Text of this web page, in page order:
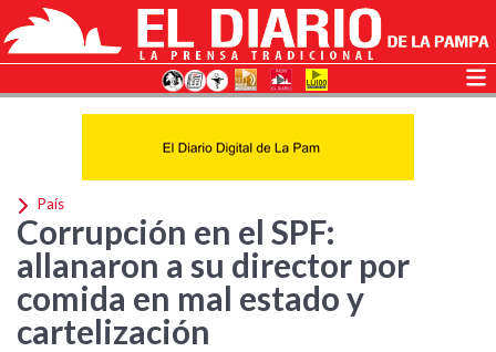
País
Corrupción en el SPF:
allanaron a su director por
comida en mal estado y
cartelización